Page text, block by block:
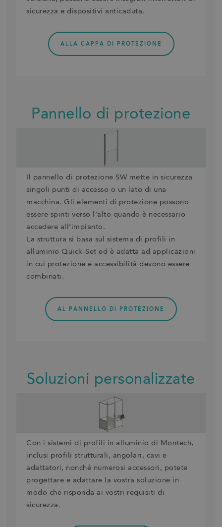
sicurezza e dispositivi anticaduta.
ALLA CAPPA DI PROTEZIONE
Pannello di protezione
Il pannello di protezione SW mette in sicurezza
singoli punti di accesso o un lato di una
macchina. Gli elementi di protezione possono
essere spinti verso l’alto quando è necessario
accedere all’impianto.
La struttura si basa sul sistema di profili in
alluminio Quick-Set ed è adatta ad applicazioni
in cui protezione e accessibilità devono essere
combinati.
AL PANNELLO DI PROTEZIONE
Soluzioni personalizzate
Con i sistemi di profili in alluminio di Montech,
inclusi profili strutturali, angolari, cavi e
adattatori, nonché numerosi accessori, potete
progettare e adattare la vostra soluzione in
modo che risponda ai vostri requisiti di
sicurezza.